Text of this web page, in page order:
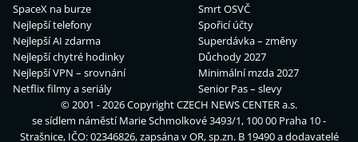
SpaceX na burze
Nejlepší telefony
Nejlepší AI zdarma
Nejlepší chytré hodinky
Nejlepší VPN – srovnání
Netflix filmy a seriály
Smrt OSVČ
Spořicí účty
Superdávka – změny
Důchody 2027
Minimální mzda 2027
Senior Pas – slevy
© 2001 - 2026 CopyrightCZECH NEWS CENTER a.s.
se sídlem náměstí Marie Schmolkové 3493/1, 100 00 Praha 10 -
Strašnice, IČO: 02346826, zapsána v OR, sp.zn. B 19490 a dodavatelé